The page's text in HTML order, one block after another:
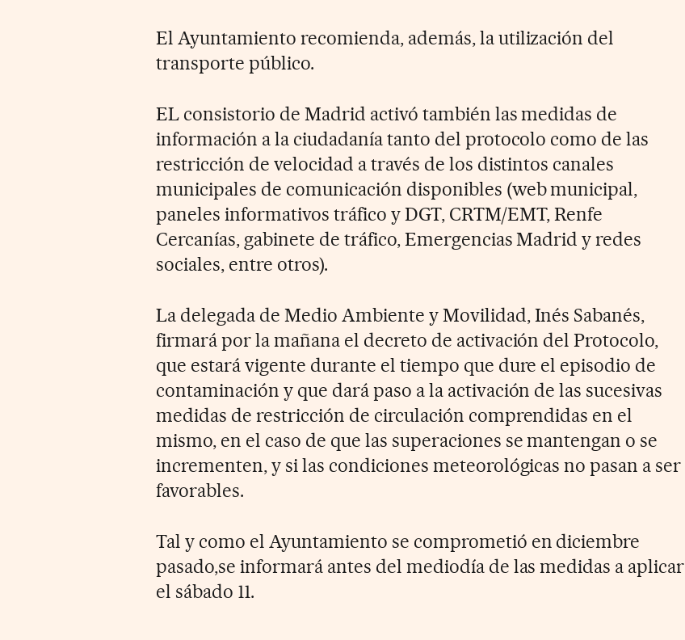
El Ayuntamiento recomienda, además, la utilización del
transporte público.
EL consistorio de Madrid activó también las medidas de
información a la ciudadanía tanto del protocolo como de las
restricción de velocidad a través de los distintos canales
municipales de comunicación disponibles (web municipal,
paneles informativos tráfico y DGT, CRTM/EMT, Renfe
Cercanías, gabinete de tráfico, Emergencias Madrid y redes
sociales, entre otros).
La delegada de Medio Ambiente y Movilidad, Inés Sabanés,
firmará por la mañana el decreto de activación del Protocolo,
que estará vigente durante el tiempo que dure el episodio de
contaminación y que dará paso a la activación de las sucesivas
medidas de restricción de circulación comprendidas en el
mismo, en el caso de que las superaciones se mantengan o se
incrementen, y si las condiciones meteorológicas no pasan a ser
favorables.
Tal y como el Ayuntamiento se comprometió en diciembre
pasado,se informará antes del mediodía de las medidas a aplicar
el sábado 11.